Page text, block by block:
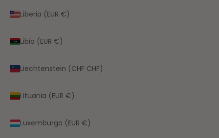
Liberia (EUR €)
Libia (EUR €)
Liechtenstein (CHF CHF)
Lituania (EUR €)
Luxemburgo (EUR €)